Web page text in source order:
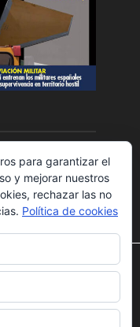
experiencia en
utilizamos o
para garantizar el
y mejorar nuestros
rechazar las no
Política de cookies